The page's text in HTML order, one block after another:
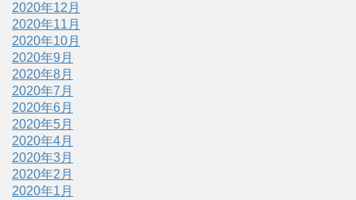
2020年12月
2020年11月
2020年10月
2020年9月
2020年8月
2020年7月
2020年6月
2020年5月
2020年4月
2020年3月
2020年2月
2020年1月